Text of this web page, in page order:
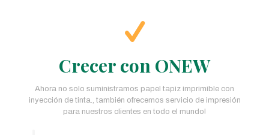
Crecer con ONEW
Ahora no solo suministramos papel tapiz imprimible con
inyección de tinta., también ofrecemos servicio de impresión
para nuestros clientes en todo el mundo!